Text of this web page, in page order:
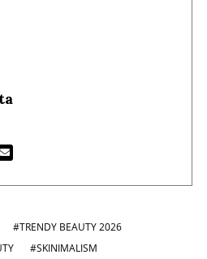
#TRENDY BEAUTY 2026
#SKINIMALISM